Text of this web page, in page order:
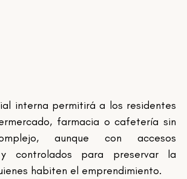
interna permitirá a los residentes
farmacia o cafetería sin
aunque con accesos
y controlados para preservar la
habiten el emprendimiento.